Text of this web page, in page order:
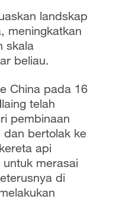
landskap
meningkatkan
skala
beliau.
China pada 16
telah
pembinaan
dan bertolak ke
api
merasai
di